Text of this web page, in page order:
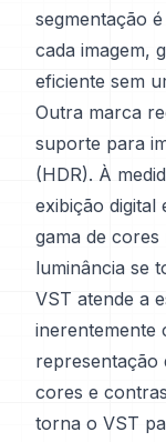
segmentação
cada imagem,
eficiente sem
Outra marca
suporte para
(HDR). À
exibição digital
gama de cores
luminância se
VST atende a
inerentemente
representação
cores e
torna o VST